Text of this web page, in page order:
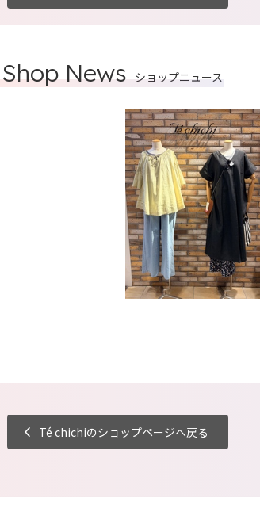
Shop News ショップニュース
Té chichiのショップページへ戻る